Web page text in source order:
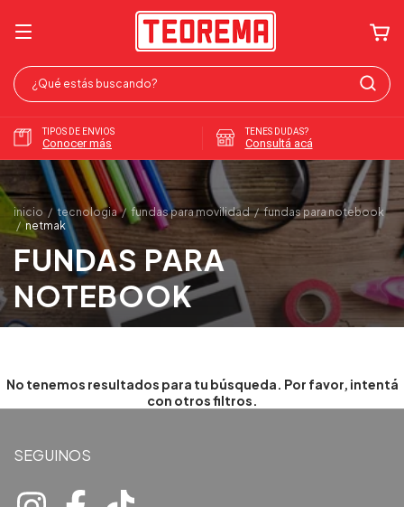
TIPOS DE ENVIOS
Conocer más
TENES DUDAS?
Consultá acá
inicio / tecnologia / fundas para movilidad / fundas para notebook
/ netmak
FUNDAS PARA
NOTEBOOK
No tenemos resultados para tu búsqueda. Por favor, intentá
con otros filtros.
SEGUINOS